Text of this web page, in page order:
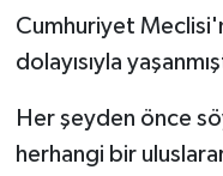
Cumhuriyet
dolayısıyla
Her şeyden önce
herhangi bir